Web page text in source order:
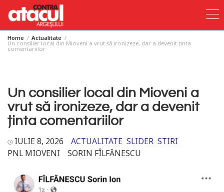
SkipHome Actualitate
Un consilier local din Mioveni a vrut să ironizeze, dar a devenit ținta
comentariilor
Un consilier local din Mioveni a
vrut să ironizeze, dar a devenit
ținta comentariilor
IULIE 8, 2026 ACTUALITATE SLIDER STIRI
PNL MIOVENI
SORIN FÎLFĂNESCU